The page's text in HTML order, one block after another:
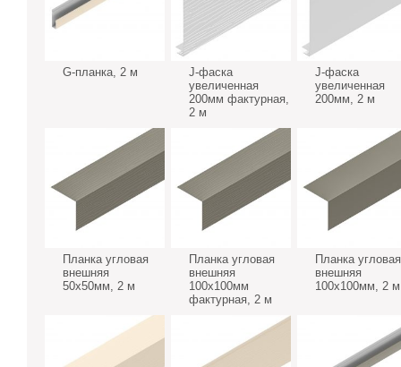
G-планка, 2 м
J-фаска
увеличенная
200мм фактурная,
2 м
J-фаска
увеличенная
200мм, 2 м
Планка угловая
внешняя
50х50мм, 2 м
Планка угловая
внешняя
100х100мм
фактурная, 2 м
Планка угловая
внешняя
100х100мм, 2 м